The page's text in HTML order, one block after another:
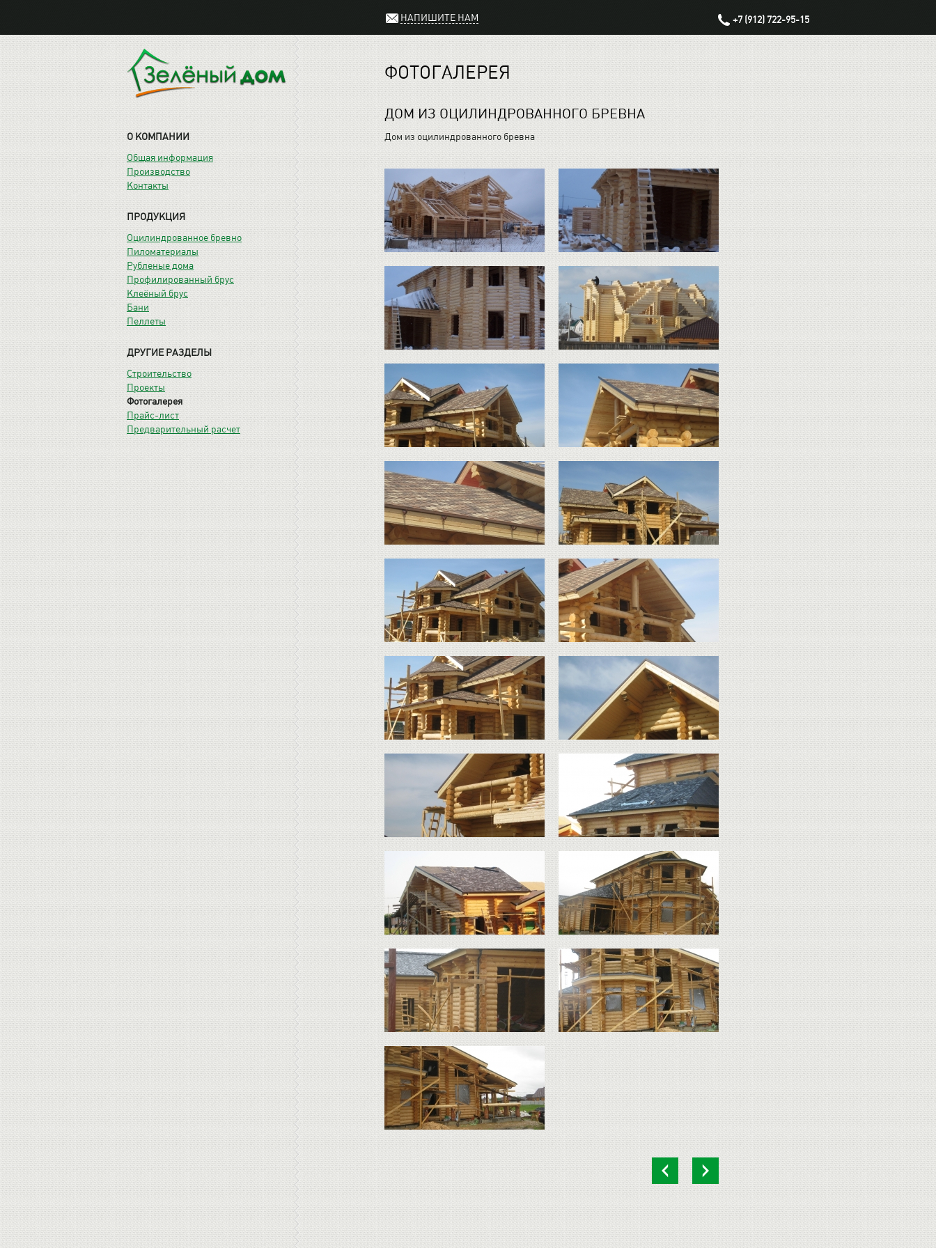
НАПИШИТЕ НАМ +7 (912) 722-95-15
О КОМПАНИИ
Общая информация
Производство
Контакты
ПРОДУКЦИЯ
Оцилиндрованное бревно
Пиломатериалы
Рубленые дома
Профилированный брус
Клеёный брус
Бани
Пеллеты
ДРУГИЕ РАЗДЕЛЫ
Строительство
Проекты
Фотогалерея
Прайс-лист
Предварительный расчет
ФОТОГАЛЕРЕЯ
ДОМ ИЗ ОЦИЛИНДРОВАННОГО БРЕВНА
Дом из оцилиндрованного бревна